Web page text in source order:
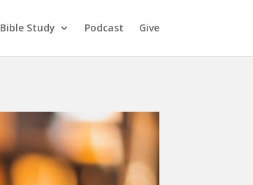
Bible Study Podcast Give